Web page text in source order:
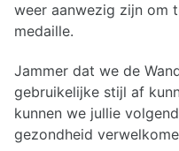
weer aanwezig zijn om
medaille.
Jammer dat we de
gebruikelijke stijl af
kunnen we jullie
gezondheid